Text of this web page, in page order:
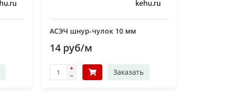
АСЭЧ шнур-чулок 10 мм
14 руб/м
Заказать